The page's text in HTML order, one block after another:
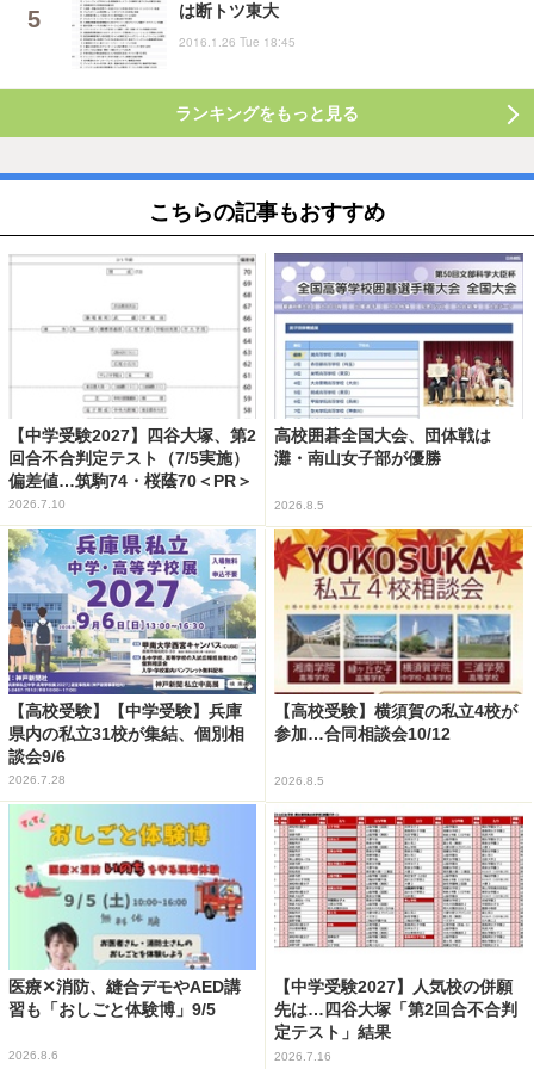
は断トツ東大
2016.1.26 Tue 18:45
ランキングをもっと見る
こちらの記事もおすすめ
【中学受験2027】四谷大塚、第2
回合不合判定テスト（7/5実施）
偏差値…筑駒74・桜蔭70＜PR＞
2026.7.10
高校囲碁全国大会、団体戦は
灘・南山女子部が優勝
2026.8.5
【高校受験】【中学受験】兵庫
県内の私立31校が集結、個別相
談会9/6
2026.7.28
【高校受験】横須賀の私立4校が
参加…合同相談会10/12
2026.8.5
医療✕消防、縫合デモやAED講
習も「おしごと体験博」9/5
2026.8.6
【中学受験2027】人気校の併願
先は…四谷大塚「第2回合不合判
定テスト」結果
2026.7.16